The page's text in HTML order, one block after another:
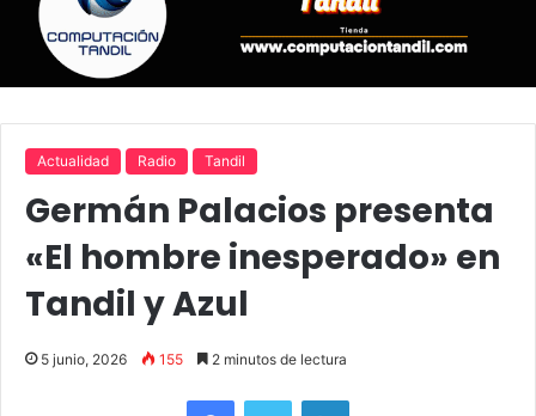
Actualidad Radio Tandil
Germán Palacios presenta
«El hombre inesperado» en
Tandil y Azul
5 junio, 2026 155 2 minutos de lectura